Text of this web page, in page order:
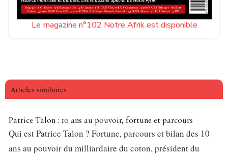
Le magazine n°102 Notre Afrik est disponible
Articles similaires
Patrice Talon : 10 ans au pouvoir, fortune et parcours
Qui est Patrice Talon ? Fortune, parcours et bilan des 10
ans au pouvoir du milliardaire du coton, président du